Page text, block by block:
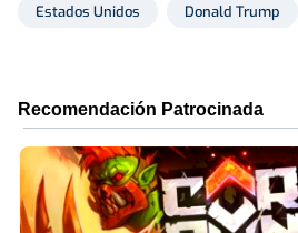
Estados Unidos Donald Trump